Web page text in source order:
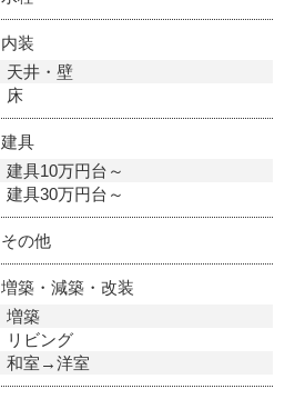
内装
天井・壁
床
建具
建具10万円台～
建具30万円台～
その他
増築・減築・改装
増築
リビング
和室→洋室